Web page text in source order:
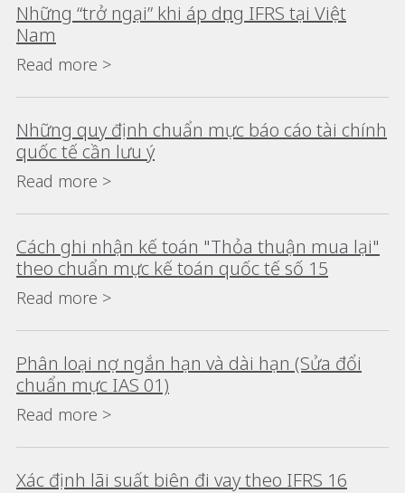
Những “trở ngại” khi áp dụng IFRS tại Việt
Nam
Read more >
Những quy định chuẩn mực báo cáo tài chính
quốc tế cần lưu ý
Read more >
Cách ghi nhận kế toán "Thỏa thuận mua lại"
theo chuẩn mực kế toán quốc tế số 15
Read more >
Phân loại nợ ngắn hạn và dài hạn (Sửa đổi
chuẩn mực IAS 01)
Read more >
Xác định lãi suất biên đi vay theo IFRS 16